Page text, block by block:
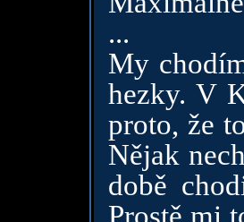
...
My
hezky. V
proto, že
Nějak
době